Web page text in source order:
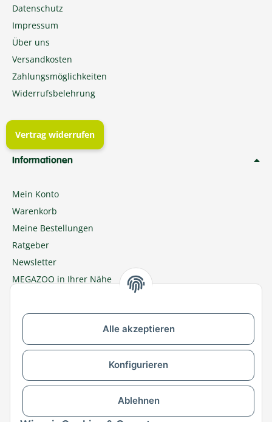
Alle akzeptieren
Konfigurieren
Ablehnen
Datenschutz
Impressum
Über uns
Versandkosten
Zahlungsmöglichkeiten
Widerrufsbelehrung
Vertrag widerrufen
Informationen
Mein Konto
Warenkorb
Meine Bestellungen
Ratgeber
Newsletter
MEGAZOO in Ihrer Nähe
Zu MEGAZOO-nord.de wechseln
Versandpartner & Zahlungsmöglichkeiten